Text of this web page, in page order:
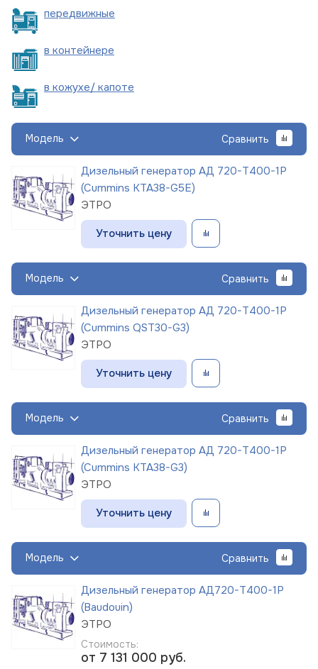
передвижные
в контейнере
в кожухе/ капоте
Модель Сравнить
Дизельный генератор АД 720-Т400-1Р
(Cummins KTA38-G5E)
ЭТРО
Уточнить цену
Модель Сравнить
Дизельный генератор АД 720-Т400-1Р
(Cummins QST30-G3)
ЭТРО
Уточнить цену
Модель Сравнить
Дизельный генератор АД 720-Т400-1Р
(Cummins KTA38-G3)
ЭТРО
Уточнить цену
Модель Сравнить
Дизельный генератор АД720-Т400-1Р
(Baudouin)
ЭТРО
Стоимость:
от 7 131 000 руб.